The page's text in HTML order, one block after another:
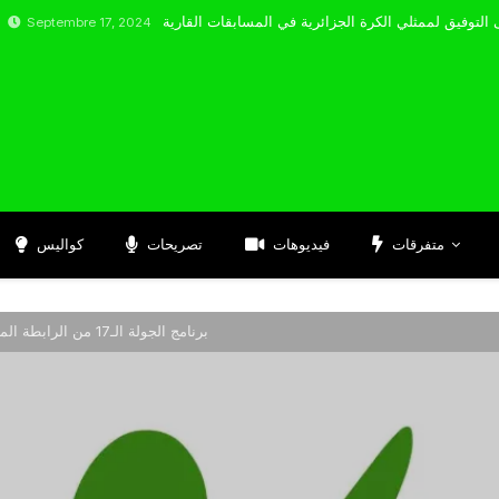
17, 2024
كواليس تصريحات فيديوهات متفرقات
برنامج الجولة الـ17 من الرابطة المحترفة موبيليس